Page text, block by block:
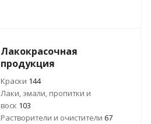
Лакокрасочная
продукция
Краски 144
Лаки, эмали, пропитки и
воск 103
Растворители и очистители 67